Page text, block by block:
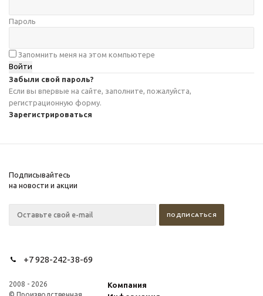
Пароль
Запомнить меня на этом компьютере
Забыли свой пароль?
Если вы впервые на сайте, заполните, пожалуйста,
регистрационную форму.
Зарегистрироваться
Подписывайтесь
на новости и акции
+7 928-242-38-69
2008 - 2026
Компания